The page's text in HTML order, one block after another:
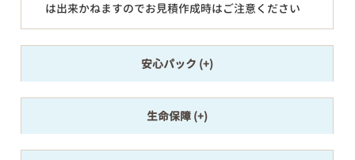
は出来かねますのでお見積作成時はご注意ください
安心パック
生命保障